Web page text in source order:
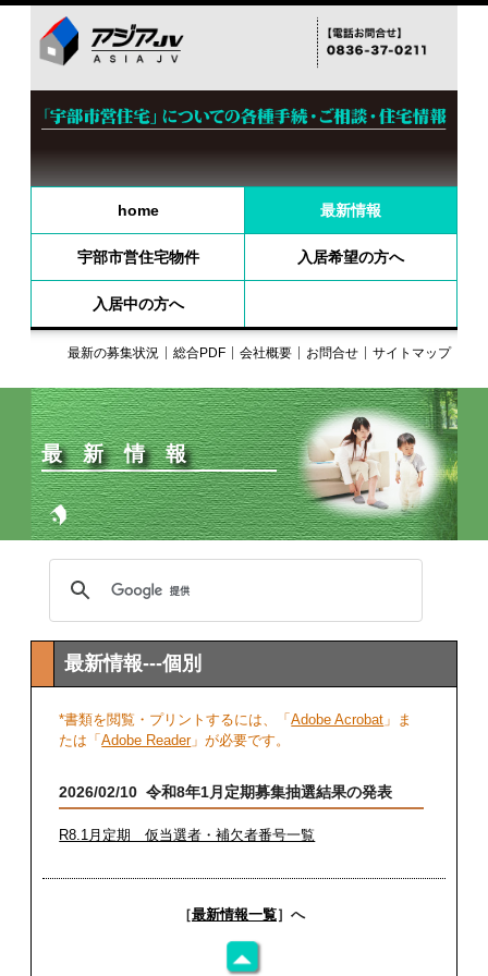
home 最新情報
宇部市営住宅物件 入居希望の方へ
入居中の方へ
サイトマップ
お問合せ
会社概要
総合PDF
最新の募集状況
最新情報
最新情報---個別
*書類を閲覧・プリントするには、「Adobe Acrobat 」ま
たは「Adobe Reader」が必要です。
2026/02/10 令和8年1月定期募集抽選結果の発表
R8.1月定期 仮当選者・補欠者番号一覧
［最新情報一覧］へ